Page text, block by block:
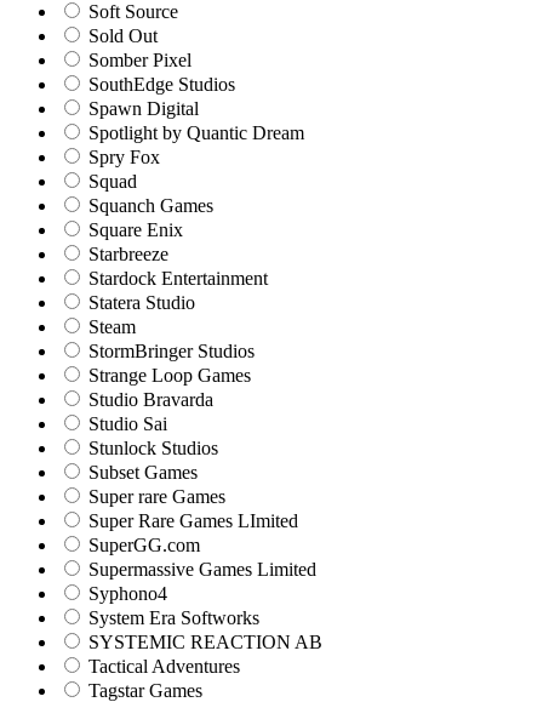
Soft Source
Sold Out
Somber Pixel
SouthEdge Studios
Spawn Digital
Spotlight by Quantic Dream
Spry Fox
Squad
Squanch Games
Square Enix
Starbreeze
Stardock Entertainment
Statera Studio
Steam
StormBringer Studios
Strange Loop Games
Studio Bravarda
Studio Sai
Stunlock Studios
Subset Games
Super rare Games
Super Rare Games LImited
SuperGG.com
Supermassive Games Limited
Syphono4
System Era Softworks
SYSTEMIC REACTION AB
Tactical Adventures
Tagstar Games